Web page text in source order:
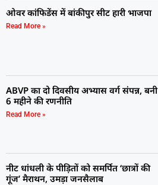
ओवर कांफिडेंस में बांकीपुर सीट हारी भाजपा
Read More »
ABVP का दो दिवसीय अभ्यास वर्ग संपन्न, बनी
6 महीने की रणनीति
Read More »
नीट धांधली के पीड़ितों को समर्पित ‘छात्रों की
गूंज’ मैराथन, उमड़ा जनसैलाब